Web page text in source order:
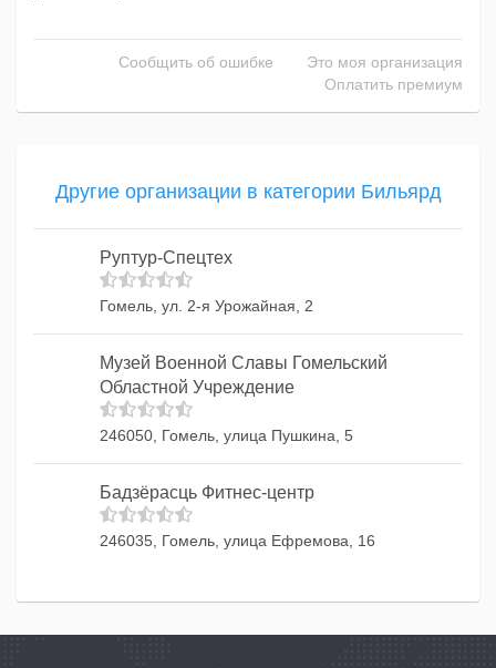
Сообщить об ошибке
Это моя организация
Оплатить премиум
Другие организации в категории Бильярд
Руптур-Спецтех
Гомель, ул. 2-я Урожайная, 2
Музей Военной Славы Гомельский
Областной Учреждение
246050, Гомель, улица Пушкина, 5
Бадзёрасць Фитнес-центр
246035, Гомель, улица Ефремова, 16